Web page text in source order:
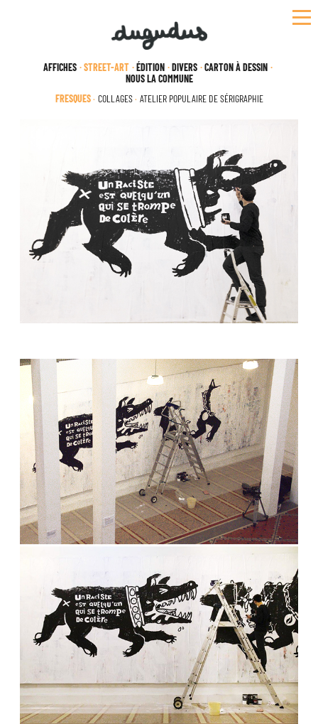
AFFICHES STREET-ART ÉDITION DIVERS CARTON À DESSIN
NOUS LA COMMUNE
FRESQUES
COLLAGES ATELIER POPULAIRE DE SÉRIGRAPHIE